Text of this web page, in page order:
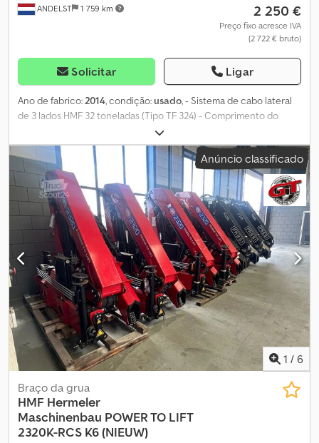
ANDELST 1 759 km 2 250 €
Preço fixo acresce IVA
(2 722 € bruto)
Solicitar Ligar
Ano de fabrico:2014, condição:usado, - Sistema de cabo lateral
de 3 lados HMF 32 toneladas (Tipo TF 324) - Comprimento do
sistema 600 cm Dwodpfx Ajy R T Aaebzea = Mais informações =
Fabricante: Clean Mat Trucks B.V. Wageningsestraat 17 6673DB
ANDELST, NL
Anúncio classificado
1 / 6
Braço da grua
HMF Hermeler
Maschinenbau POWER TO LIFT
2320K-RCS K6 (NIEUW)